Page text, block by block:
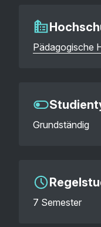
Pädagogische
Grundständig
7 Semester